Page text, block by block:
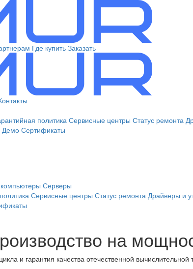
Где купить Заказать
политика Сервисные центры Статус ремонта
Демо Сертификаты
Серверы
Сервисные центры Статус ремонта Драйверы и
на
и гарантия качества отечественной